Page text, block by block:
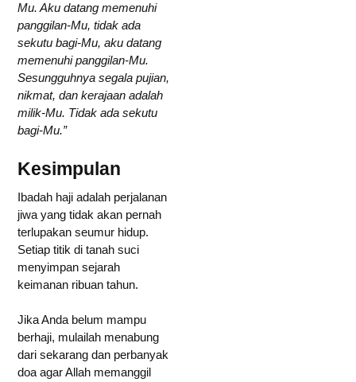
Mu. Aku datang memenuhi
panggilan-Mu, tidak ada
sekutu bagi-Mu, aku datang
memenuhi panggilan-Mu.
Sesungguhnya segala pujian,
nikmat, dan kerajaan adalah
milik-Mu. Tidak ada sekutu
bagi-Mu.”
Kesimpulan
Ibadah haji adalah perjalanan
jiwa yang tidak akan pernah
terlupakan seumur hidup.
Setiap titik di tanah suci
menyimpan sejarah
keimanan ribuan tahun.
Jika Anda belum mampu
berhaji, mulailah menabung
dari sekarang dan perbanyak
doa agar Allah memanggil